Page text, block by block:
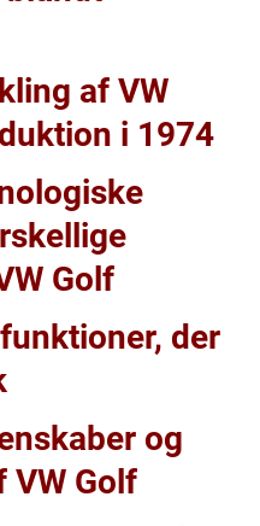
af VW
i 1974
Golf
der
og
VW Golf